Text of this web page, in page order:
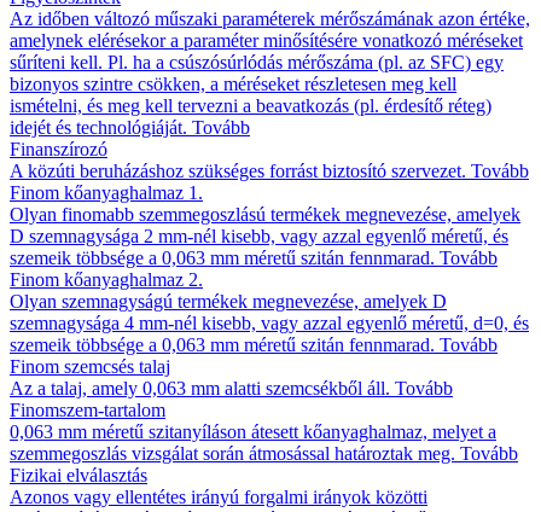
Az időben változó műszaki paraméterek mérőszámának azon értéke,
amelynek elérésekor a paraméter minősítésére vonatkozó méréseket
sűríteni kell. Pl. ha a csúszósúrlódás mérőszáma (pl. az SFC) egy
bizonyos szintre csökken, a méréseket részletesen meg kell
ismételni, és meg kell tervezni a beavatkozás (pl. érdesítő réteg)
idejét és technológiáját. Tovább
Finanszírozó
A közúti beruházáshoz szükséges forrást biztosító szervezet. Tovább
Finom kőanyaghalmaz 1.
Olyan finomabb szemmegoszlású termékek megnevezése, amelyek
D szemnagysága 2 mm-nél kisebb, vagy azzal egyenlő méretű, és
szemeik többsége a 0,063 mm méretű szitán fennmarad. Tovább
Finom kőanyaghalmaz 2.
Olyan szemnagyságú termékek megnevezése, amelyek D
szemnagysága 4 mm-nél kisebb, vagy azzal egyenlő méretű, d=0, és
szemeik többsége a 0,063 mm méretű szitán fennmarad. Tovább
Finom szemcsés talaj
Az a talaj, amely 0,063 mm alatti szemcsékből áll. Tovább
Finomszem-tartalom
0,063 mm méretű szitanyíláson átesett kőanyaghalmaz, melyet a
szemmegoszlás vizsgálat során átmosással határoztak meg. Tovább
Fizikai elválasztás
Azonos vagy ellentétes irányú forgalmi irányok közötti